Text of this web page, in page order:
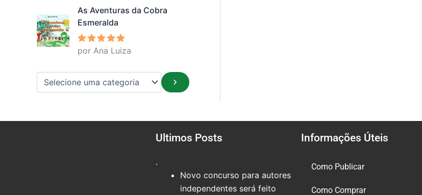
As Aventuras da Cobra
Esmeralda
Avaliação
5
por Ana Luiza
Ultimos Posts
.
Novo concurso para autores
independentes será feito
Informações Úteis
Como Publicar
Como Comprar